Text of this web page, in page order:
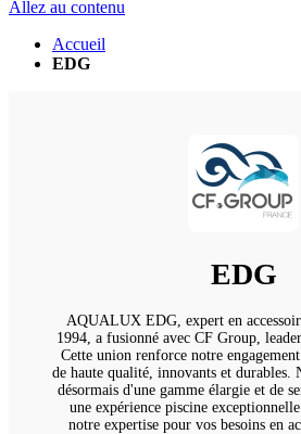
Allez au contenu
Accueil
EDG
EDG
AQUALUX EDG, expert en
1994, a fusionné avec CF Group,
Cette union renforce notre
de haute qualité, innovants et durables.
désormais d'une gamme élargie et de
une expérience piscine
notre expertise pour vos besoins en